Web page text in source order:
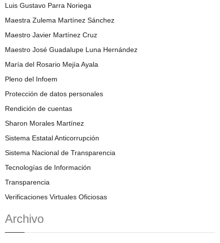
Luis Gustavo Parra Noriega
Maestra Zulema Martínez Sánchez
Maestro Javier Martínez Cruz
Maestro José Guadalupe Luna Hernández
María del Rosario Mejía Ayala
Pleno del Infoem
Protección de datos personales
Rendición de cuentas
Sharon Morales Martínez
Sistema Estatal Anticorrupción
Sistema Nacional de Transparencia
Tecnologías de Información
Transparencia
Verificaciones Virtuales Oficiosas
Archivo